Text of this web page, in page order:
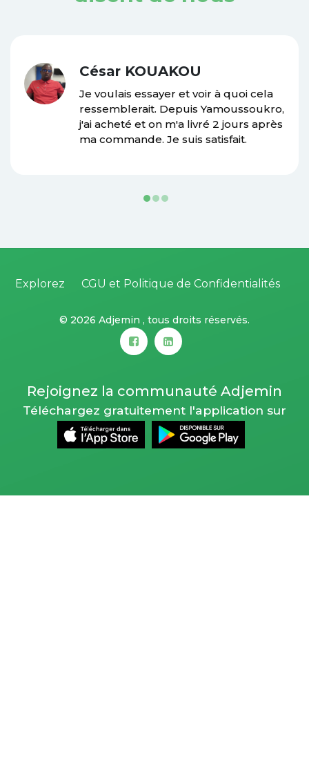
César KOUAKOU
Je voulais essayer et voir à quoi cela
ressemblerait. Depuis Yamoussoukro,
j'ai acheté et on m'a livré 2 jours après
ma commande. Je suis satisfait.
Explorez CGU et Politique de Confidentialités
© 2026 Adjemin , tous droits réservés.
Rejoignez la communauté Adjemin
Téléchargez gratuitement l'application sur